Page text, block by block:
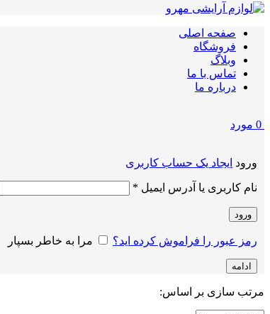
صفحه اصلی
فروشگاه
وبلاگ
تماس با ما
درباره ما
0 مورد
ورود ایجاد یک حساب کاربری
نام کاربری یا آدرس ایمیل *
ورود
رمز عبور را فراموش کرده اید؟ مرا به خاطر بسپار
ادامه
مرتب سازی بر اساس: